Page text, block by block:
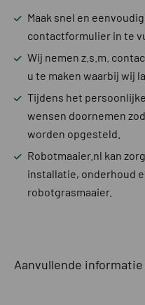
Maak snel en
contactformulier in te
Wij nemen z.s.m.
u te maken waarbij wij
Tijdens het
wensen doornemen
worden opgesteld.
Robotmaaier.nl kan
installatie, onderhoud
robotgrasmaaier.
Aanvullende informatie